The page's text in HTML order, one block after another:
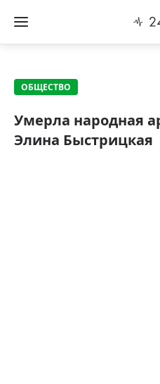
ОБЩЕСТВО
Умерла народная
Элина Быстрицкая